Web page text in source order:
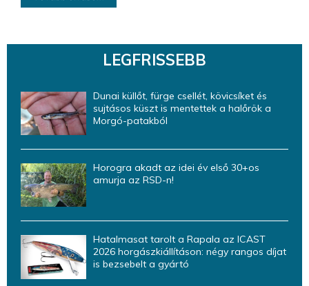
LEGFRISSEBB
Dunai küllőt, fürge csellét, kövicsíket és
sujtásos küszt is mentettek a halőrök a
Morgó-patakból
Horogra akadt az idei év első 30+os
amurja az RSD-n!
Hatalmasat tarolt a Rapala az ICAST
2026 horgászkiállításon: négy rangos díjat
is bezsebelt a gyártó